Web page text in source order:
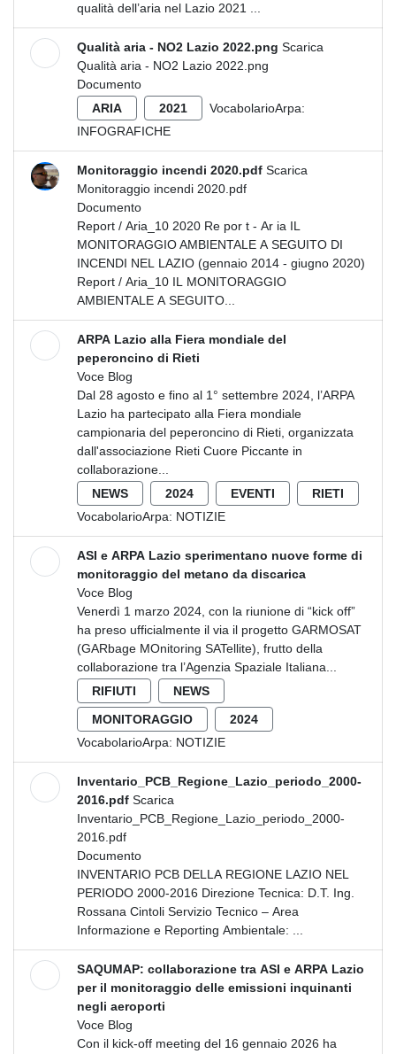
Qualità aria - NO2 Lazio 2022.png Scarica
Qualità aria - NO2 Lazio 2022.png
Documento
ARIA
2021
VocabolarioArpa:
INFOGRAFICHE
Monitoraggio incendi 2020.pdf Scarica
Monitoraggio incendi 2020.pdf
Documento
Report / Aria_10 2020 Re por t - Ar ia IL
MONITORAGGIO AMBIENTALE A SEGUITO DI
INCENDI NEL LAZIO (gennaio 2014 - giugno 2020)
Report / Aria_10 IL MONITORAGGIO
AMBIENTALE A SEGUITO...
ARPA Lazio alla Fiera mondiale del
peperoncino di Rieti
Voce Blog
Dal 28 agosto e fino al 1° settembre 2024, l’ARPA
Lazio ha partecipato alla Fiera mondiale
campionaria del peperoncino di Rieti, organizzata
dall'associazione Rieti Cuore Piccante in
collaborazione...
NEWS
2024 EVENTI
RIETI
VocabolarioArpa: NOTIZIE
ASI e ARPA Lazio sperimentano nuove forme di
monitoraggio del metano da discarica
Voce Blog
Venerdì 1 marzo 2024, con la riunione di “kick off”
ha preso ufficialmente il via il progetto GARMOSAT
(GARbage MOnitoring SATellite), frutto della
collaborazione tra l’Agenzia Spaziale Italiana...
RIFIUTI
NEWS
MONITORAGGIO
2024
VocabolarioArpa: NOTIZIE
Inventario_PCB_Regione_Lazio_periodo_2000-
2016.pdf Scarica
Inventario_PCB_Regione_Lazio_periodo_2000-
2016.pdf
Documento
INVENTARIO PCB DELLA REGIONE LAZIO NEL
PERIODO 2000-2016 Direzione Tecnica: D.T. Ing.
Rossana Cintoli Servizio Tecnico – Area
Informazione e Reporting Ambientale: ...
SAQUMAP: collaborazione tra ASI e ARPA Lazio
per il monitoraggio delle emissioni inquinanti
negli aeroporti
Voce Blog
Con il kick-off meeting del 16 gennaio 2026 ha